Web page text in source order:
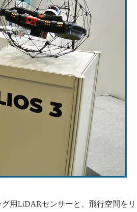
用LiDARセンサーと、飛行空間をリ